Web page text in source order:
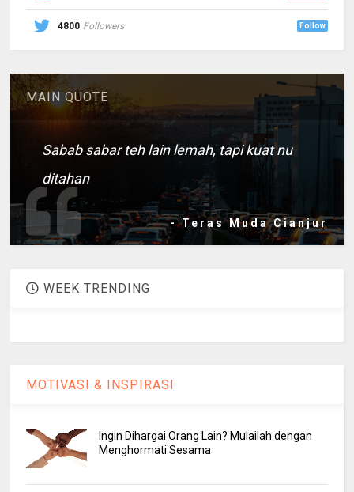
4800 Followers Follow
MAIN QUOTE
Sabab sabar teh lain lemah, tapi kuat nu
ditahan
- Teras Muda Cianjur
WEEK TRENDING
MOTIVASI & INSPIRASI
Ingin Dihargai Orang Lain? Mulailah dengan
Menghormati Sesama